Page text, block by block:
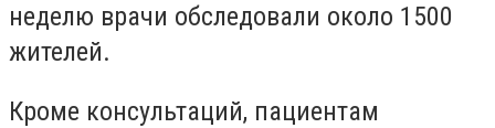
неделю врачи обследовали около 1500
жителей.
Кроме консультаций, пациентам